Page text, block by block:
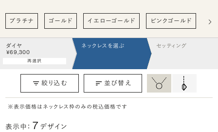
プラチナ ゴールド イエローゴールド ピンクゴールド ハ
ダイヤ
¥69,300
再選択
ネックレスを選ぶ セッティング
絞り込む 並び替え
※表示価格はネックレス枠のみの税込価格です
表示中： 7 デザイン